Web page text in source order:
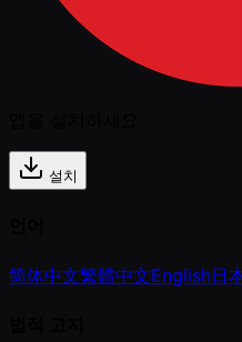
설치
简体中文繁體中文English日